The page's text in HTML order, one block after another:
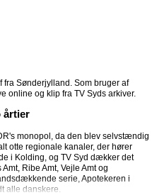
Sønderjylland. Som bruger af
online og klip fra TV Syds arkiver.
årtier
monopol, da den blev selvstændig
otte regionale kanaler, der hører
i Kolding, og TV Syd dækker det
Ribe Amt, Vejle Amt og
serie, Apotekeren i
alle danskere.